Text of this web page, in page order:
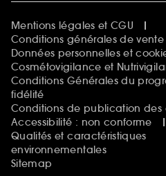
Mentions légales et CGU
Conditions générales de vente
Données personnelles et
Cosmétovigilance et
Conditions Générales du
fidélité
Conditions de publication des
Accessibilité : non conforme
Qualités et caractéristiques
environnementales
Sitemap